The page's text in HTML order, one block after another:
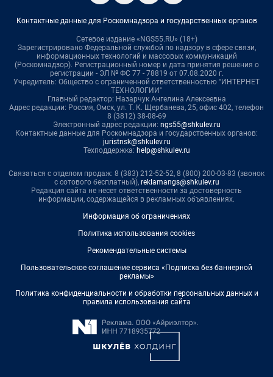
Контактные данные для Роскомнадзора и государственных органов
Сетевое издание «NGS55.RU» (18+)
Зарегистрировано Федеральной службой по надзору в сфере связи,
информационных технологий и массовых коммуникаций
(Роскомнадзор). Регистрационный номер и дата принятия решения о
регистрации - ЭЛ № ФС 77 - 78819 от 07.08.2020 г.
Учредитель: Общество с ограниченной ответственностью "ИНТЕРНЕТ
ТЕХНОЛОГИИ"
Главный редактор: Назарчук Ангелина Алексеевна
Адрес редакции: Россия, Омск, ул. Т. К. Щербанева, 25, офис 402, телефон
8 (3812) 38-08-69
Электронный адрес редакции: ngs55@shkulev.ru
Контактные данные для Роскомнадзора и государственных органов:
juristnsk@shkulev.ru
Техподдержка: help@shkulev.ru
Связаться с отделом продаж: 8 (383) 212-52-52, 8 (800) 200-03-83 (звонок
с сотового бесплатный), reklamangs@shkulev.ru
Редакция сайта не несет ответственности за достоверность
информации, содержащейся в рекламных объявлениях.
Информация об ограничениях
Политика использования cookies
Рекомендательные системы
Пользовательское соглашение сервиса «Подписка без баннерной
рекламы»
Политика конфиденциальности и обработки персональных данных и
правила использования сайта